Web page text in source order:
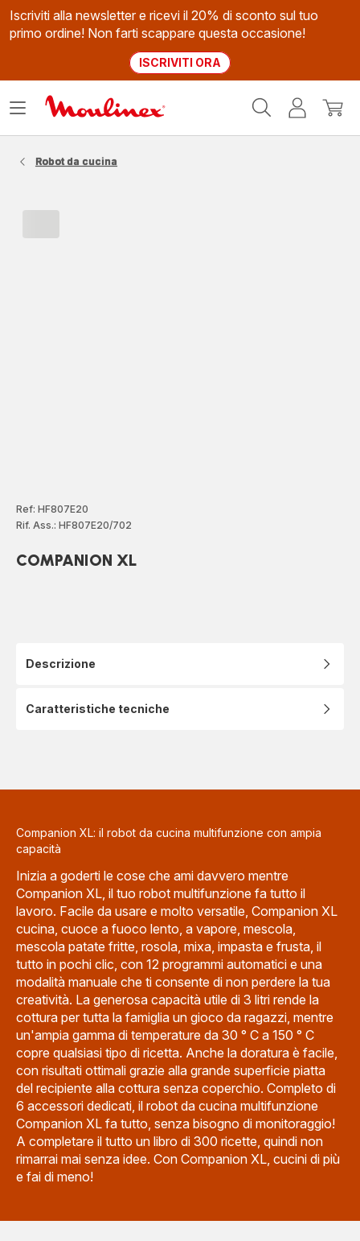
Iscriviti alla newsletter e ricevi il 20% di sconto sul tuo
primo ordine! Non farti scappare questa occasione!
ISCRIVITI ORA
Il
Apri
Robot da cucina
Ref: HF807E20
Rif. Ass.: HF807E20/702
COMPANION XL
Descrizione
Caratteristiche tecniche
Companion XL: il robot da cucina multifunzione con ampia
capacità
Inizia a goderti le cose che ami davvero mentre
Companion XL, il tuo robot multifunzione fa tutto il
lavoro. Facile da usare e molto versatile, Companion XL
cucina, cuoce a fuoco lento, a vapore, mescola,
mescola patate fritte, rosola, mixa, impasta e frusta, il
tutto in pochi clic, con 12 programmi automatici e una
modalità manuale che ti consente di non perdere la tua
creatività. La generosa capacità utile di 3 litri rende la
cottura per tutta la famiglia un gioco da ragazzi, mentre
un'ampia gamma di temperature da 30 ° C a 150 ° C
copre qualsiasi tipo di ricetta. Anche la doratura è facile,
con risultati ottimali grazie alla grande superficie piatta
del recipiente alla cottura senza coperchio. Completo di
6 accessori dedicati, il robot da cucina multifunzione
Companion XL fa tutto, senza bisogno di monitoraggio!
A completare il tutto un libro di 300 ricette, quindi non
rimarrai mai senza idee. Con Companion XL, cucini di più
e fai di meno!